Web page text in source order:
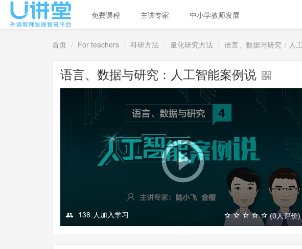
免费课程 主讲专家 中小学教师发展
首页 For teachers 科研方法 量化研究方法 语言、数据与研究：人
语言、数据与研究：人工智能案例说
138 人加入学习 (0人评价)